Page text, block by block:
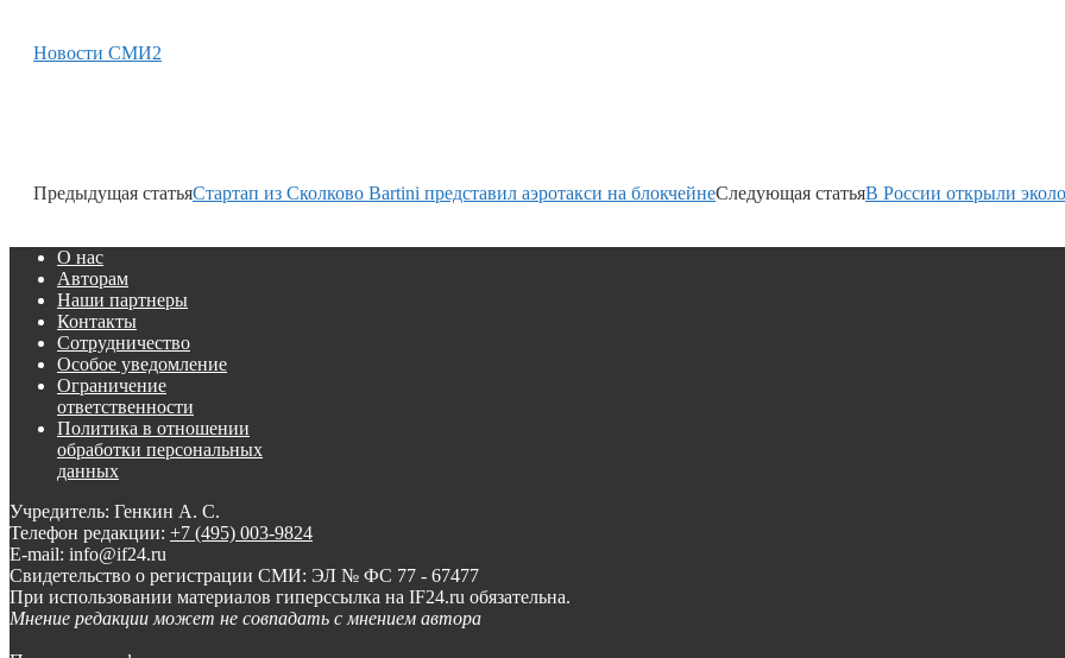
Новости СМИ2
Предыдущая статьяСтартап из Сколково Bartini представил аэротакси на блокчейнеСледующая статьяВ России открыли
О нас
Авторам
Наши партнеры
Контакты
Сотрудничество
Особое уведомление
Ограничение
ответственности
Политика в отношении
обработки персональных
данных
Учредитель: Генкин А. С.
Телефон редакции: +7 (495) 003-9824
E-mail: info@if24.ru
Свидетельство о регистрации СМИ: ЭЛ № ФС 77 - 67477
При использовании материалов гиперссылка на IF24.ru обязательна.
Мнение редакции может не совпадать с мнением автора